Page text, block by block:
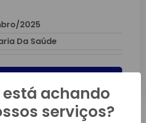
2025
Da Saúde
Detalhes
está achando
serviços?